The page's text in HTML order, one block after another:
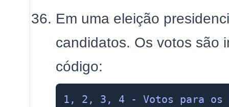
Em uma eleição
candidatos. Os votos são
código:
1, 2, 3, 4 - Votos para os